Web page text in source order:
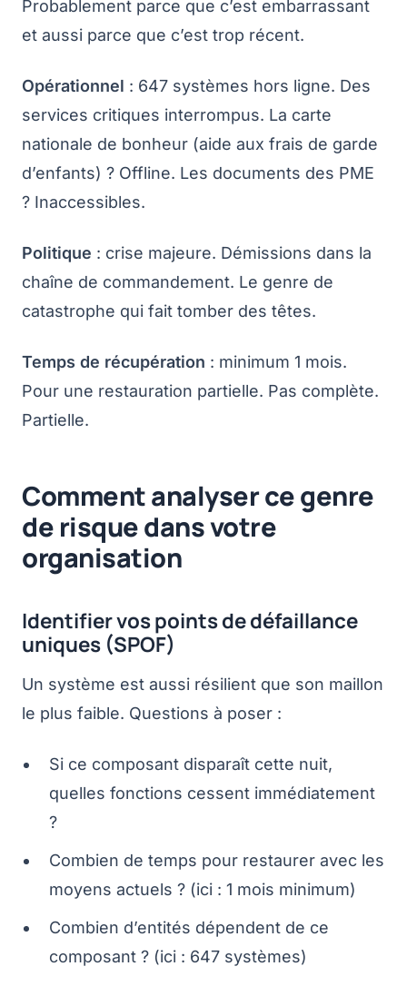
Probablement parce que c’est embarrassant
et aussi parce que c’est trop récent.
Opérationnel : 647 systèmes hors ligne. Des
services critiques interrompus. La carte
nationale de bonheur (aide aux frais de garde
d’enfants) ? Offline. Les documents des PME
? Inaccessibles.
Politique : crise majeure. Démissions dans la
chaîne de commandement. Le genre de
catastrophe qui fait tomber des têtes.
Temps de récupération : minimum 1 mois.
Pour une restauration partielle. Pas complète.
Partielle.
Comment analyser ce genre
de risque dans votre
organisation
Identifier vos points de défaillance
uniques (SPOF)
Un système est aussi résilient que son maillon
le plus faible. Questions à poser :
Si ce composant disparaît cette nuit,
quelles fonctions cessent immédiatement
?
Combien de temps pour restaurer avec les
moyens actuels ? (ici : 1 mois minimum)
Combien d’entités dépendent de ce
composant ? (ici : 647 systèmes)